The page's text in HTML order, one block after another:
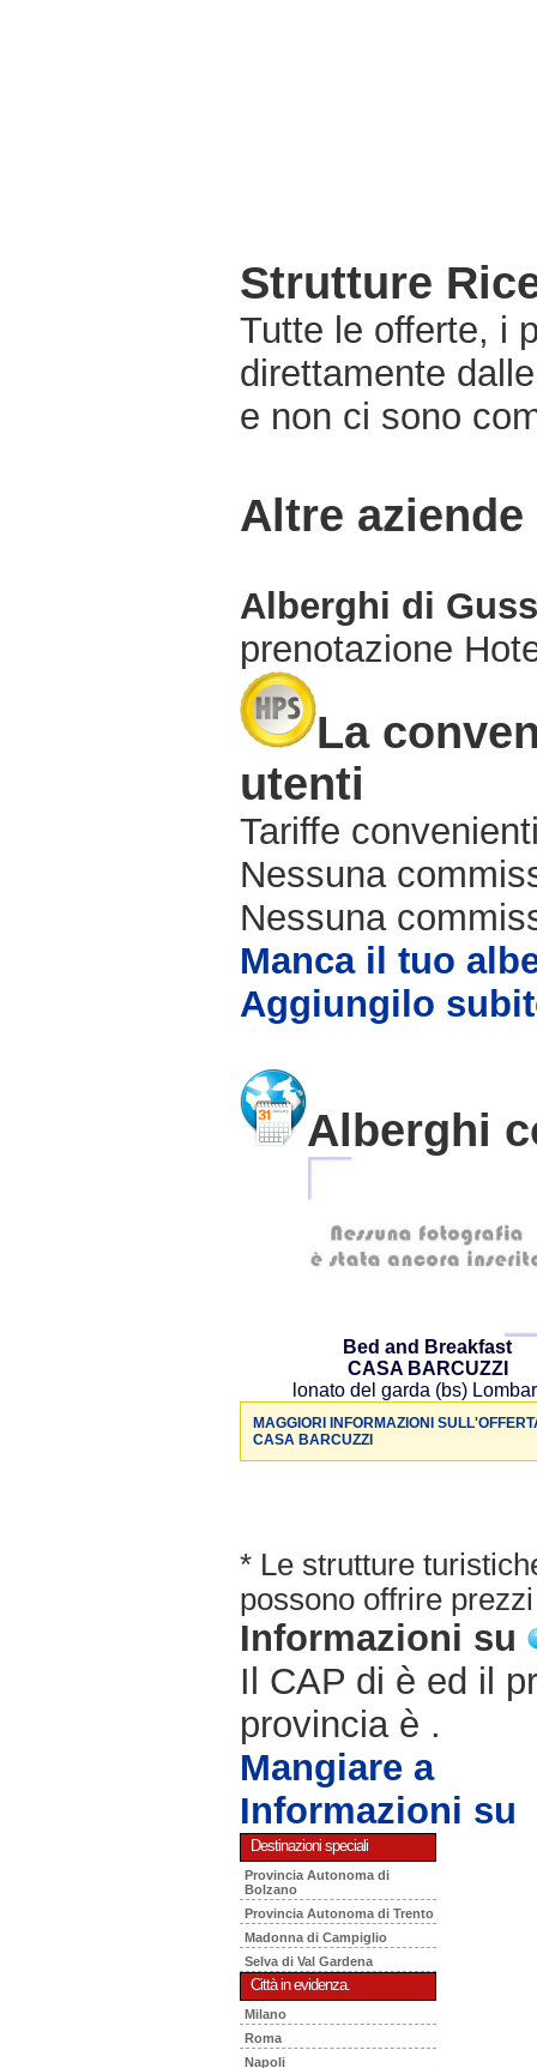
Strutture
Tutte le offerte, i
direttamente
e non ci sono
Altre
Alberghi di
prenotazione
La
utenti
Tariffe
Nessuna
Nessuna
Manca il tuo
Aggiungilo
Alberghi
Bed and Breakfast
CASA BARCUZZI
lonato del garda (bs)
MAGGIORI INFORMAZIONI
CASA BARCUZZI
* Le strutture
possono offrire
Informazioni su
Il CAP di è ed il
provincia è .
Mangiare a
Informazioni su
Destinazioni speciali
Provincia Autonoma di
Bolzano
Provincia Autonoma di Trento
Madonna di Campiglio
Selva di Val Gardena
Città in evidenza.
Milano
Roma
Napoli